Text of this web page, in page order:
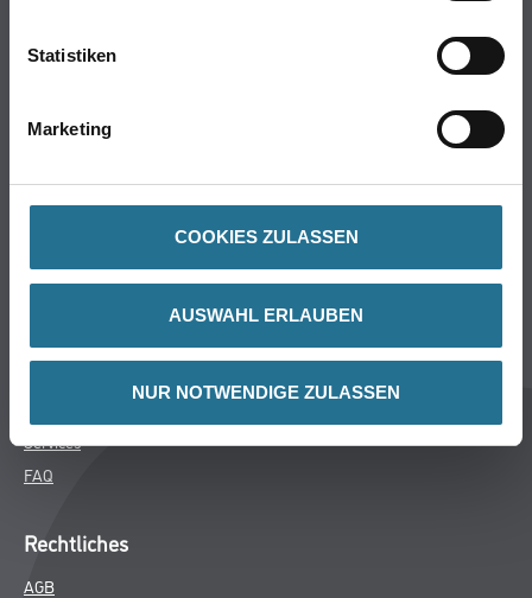
Statistiken
Marketing
COOKIES ZULASSEN
AUSWAHL ERLAUBEN
NUR NOTWENDIGE ZULASSEN
Putze- und Spachtelmassen
Wand- & Deckenbeläge
Über uns
MPlus
Services
FAQ
Rechtliches
AGB